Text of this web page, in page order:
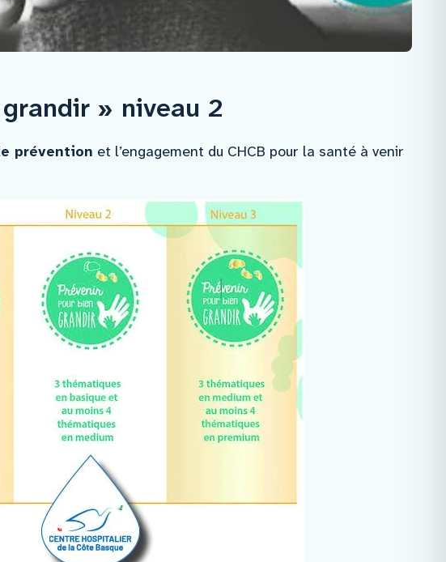
de cancérologie
» niveau 2
prévention et l’engagement du CHCB pour la santé à venir